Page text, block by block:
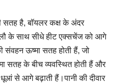
सतह है, बॉयलर कक्ष के अंदर
लौ के साथ सीधे हीट एक्सचेंज को आगे
संवहन ऊष्मा सतह होती हैं, जो
के बीच व्यवस्थित होती हैं और
से आगे बढ़ाती हैं।पानी की दीवार